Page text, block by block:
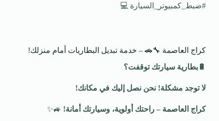
#ضبط_كمبيوتر_السيارة 💻
كراج العاصمة 🔧🚗 – خدمة تبديل البطاريات أمام منزلك!
🔋 بطارية سيارتك توقفت؟
لا توجد مشكلة! نحن نصل إليك في مكانك!
كراج العاصمة – راحتك أولوية، وسيارتك أمانة!
🚙✨